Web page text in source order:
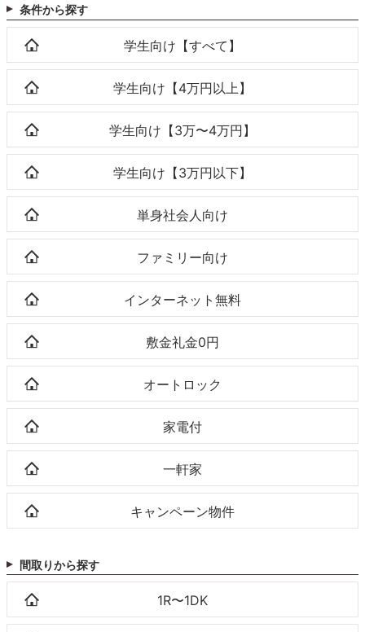
条件から探す
学生向け【すべて】
学生向け【4万円以上】
学生向け【3万〜4万円】
学生向け【3万円以下】
単身社会人向け
ファミリー向け
インターネット無料
敷金礼金0円
オートロック
家電付
一軒家
キャンペーン物件
間取りから探す
1R〜1DK